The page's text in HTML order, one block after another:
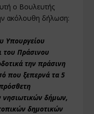
ο Βουλευτής
ακόλουθη δήλωση:
Υπουργείου
του Πράσινου
την πράσινη
που ξεπερνά τα 5
νησιωτικών δήμων,
δημοτικών